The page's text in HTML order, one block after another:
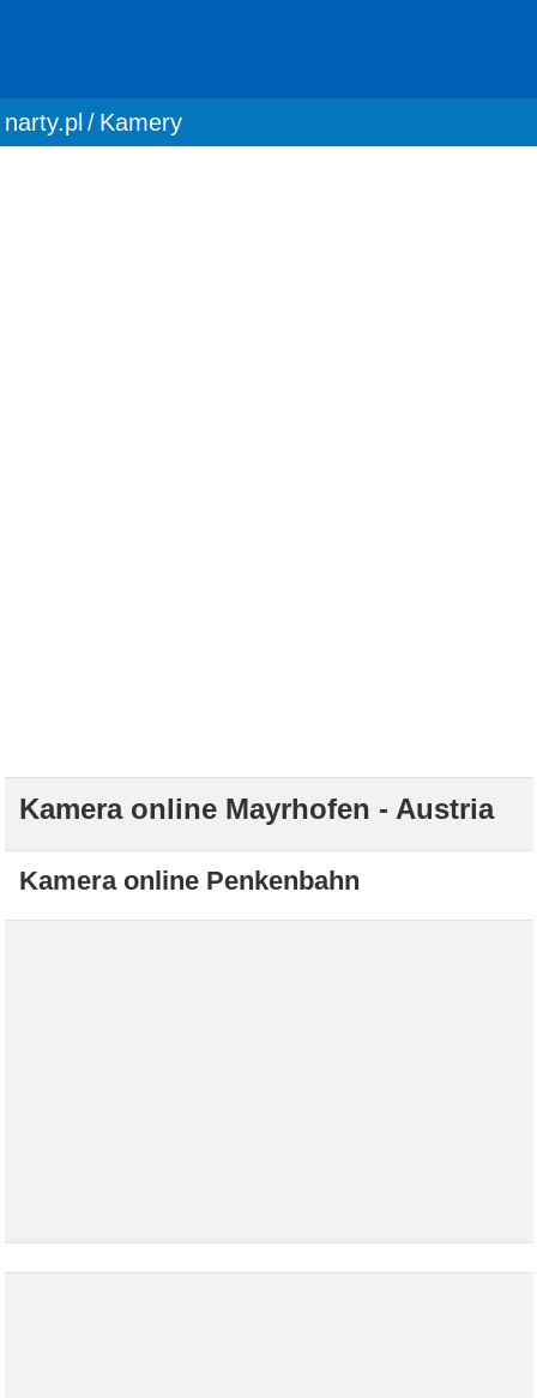
You are here:
narty.pl Kamery
Kamera online Mayrhofen - Austria
Kamera online Penkenbahn